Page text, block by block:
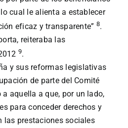
cual le alienta a establecer
eficaz y transparente” 8.
reiteraba las
9.
y sus reformas legislativas
de parte del Comité
a aquella a que, por un lado,
para conceder derechos y
las prestaciones sociales